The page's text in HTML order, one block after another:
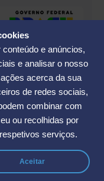
e anúncios,
e analisar o nosso
acerca da sua
de redes sociais,
combinar com
ou recolhidas por
serviços.
Aceitar
(48) 3234-2986
elase@elase.com.br
Lagoa - Florianópolis |